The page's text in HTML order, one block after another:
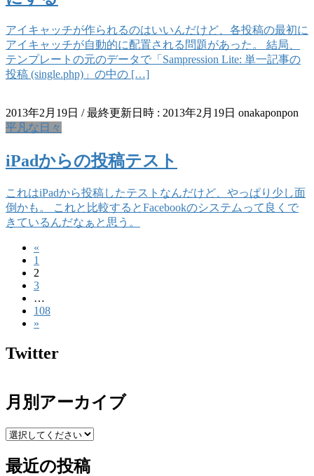
アイキャッチが作られるのはいいんだけど、各投稿の最初に
アイキャッチが自動的に配置される問題があった。 結局、
テンプレートの元のデータで「Sampression Lite: 単一記事の
投稿 (single.php)」の中の […]
2013年2月19日 / 最終更新日時 : 2013年2月19日 onakaponpon
平凡な日々
iPadからの投稿テスト
これはiPadから投稿したテストなんだけど、やっぱり少し面
倒かも。 これと比較するとFacebookのシステムって良くで
きているんだなぁと思う。
ジ
り
«
固
定
ペ
ー
ジ
1
固
定
ペ
ー
ジ
2
固
定
ペ
ー
3
…
固
定
ー
108
»
Twitter
月別アーカイブ
最近の投稿